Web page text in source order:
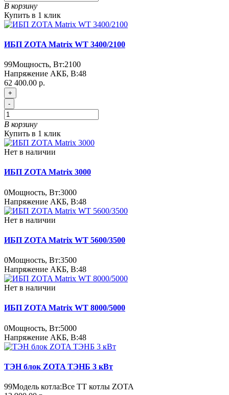
В корзину
Купить в 1 клик
ИБП ZOTA Matrix WT 3400/2100
99Мощность, Вт:2100
Напряжение АКБ, В:48
62 400.00 р.
+
-
В корзину
Купить в 1 клик
Нет в наличии
ИБП ZOTA Matrix 3000
0Мощность, Вт:3000
Напряжение АКБ, В:48
Нет в наличии
ИБП ZOTA Matrix WT 5600/3500
0Мощность, Вт:3500
Напряжение АКБ, В:48
Нет в наличии
ИБП ZOTA Matrix WT 8000/5000
0Мощность, Вт:5000
Напряжение АКБ, В:48
ТЭН блок ZOTA ТЭНБ 3 кВт
99Модель котла:Все ТТ котлы ZOTA